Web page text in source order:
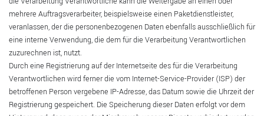
mehrere Auftragsverarbeiter, beispielsweise einen Paketdienstleister,
veranlassen, der die personenbezogenen Daten ebenfalls ausschließlich für
eine interne Verwendung, die dem für die Verarbeitung Verantwortlichen
zuzurechnen ist, nutzt.
Durch eine Registrierung auf der Internetseite des für die Verarbeitung
Verantwortlichen wird ferner die vom Internet-Service-Provider (ISP) der
betroffenen Person vergebene IP-Adresse, das Datum sowie die Uhrzeit der
Registrierung gespeichert. Die Speicherung dieser Daten erfolgt vor dem